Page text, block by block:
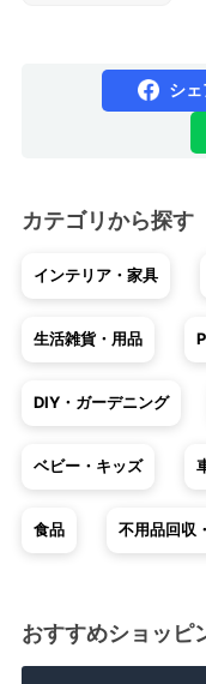
シェ
カテゴリから探す
インテリア・家具
生活雑貨・用品
DIY・ガーデニング
ベビー・キッズ
食品 不用品回収
おすすめショッピ